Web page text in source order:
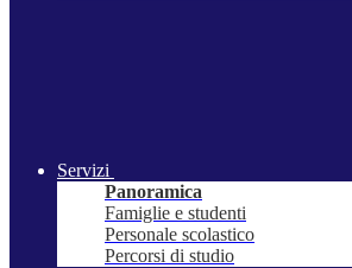
Servizi
Panoramica
Famiglie e studenti
Personale scolastico
Percorsi di studio